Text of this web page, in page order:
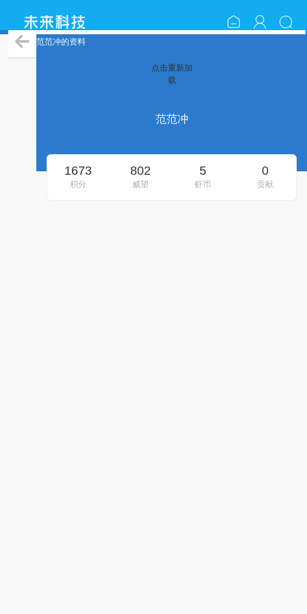
范范冲的资料
点击重新加
载
范范冲
1673
积分
802
威望
5
虾币
0
贡献